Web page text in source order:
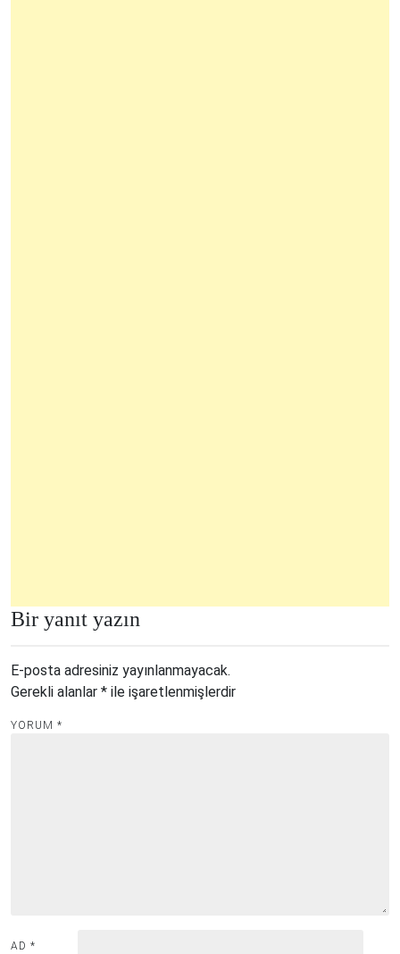
Bir yanıt yazın
E-posta adresiniz yayınlanmayacak.
Gerekli alanlar * ile işaretlenmişlerdir
YORUM *
AD *